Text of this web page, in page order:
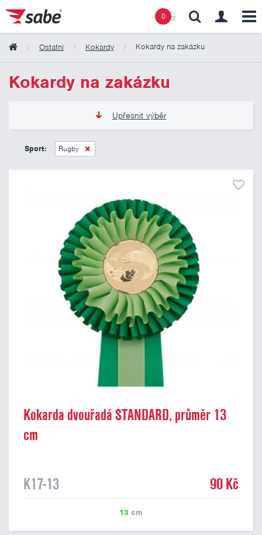
0
Ostatní Kokardy Kokardy na zakázku
Kokardy na zakázku
Upřesnit výběr
90 Kč
Sport: Rugby
Kokarda dvouřadá STANDARD, průměr 13
cm
K17-13 90 Kč
13 cm
Obsah košíku